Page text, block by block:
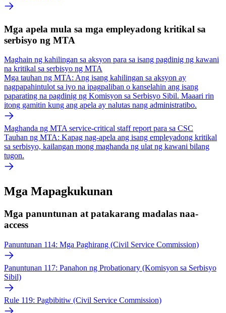
Mga apela mula sa mga empleyadong kritikal sa
serbisyo ng MTA
Maghain ng kahilingan sa aksyon para sa isang pagdinig ng kawani
na kritikal sa serbisyo ng MTA
Mga tauhan ng MTA: Ang isang kahilingan sa aksyon ay
nagpapahintulot sa iyo na ipagpaliban o kanselahin ang isang
paparating na pagdinig ng Komisyon sa Serbisyo Sibil. Maaari rin
itong gamitin kung ang apela ay nalutas nang administratibo.
Maghanda ng MTA service-critical staff report para sa CSC
Tauhan ng MTA: Kapag nag-apela ang isang empleyadong kritikal
sa serbisyo, kailangan mong maghanda ng ulat ng kawani bilang
tugon.
Mga Mapagkukunan
Mga panuntunan at patakarang madalas naa-
access
Panuntunan 114: Mga Paghirang (Civil Service Commission)
Panuntunan 117: Panahon ng Probationary (Komisyon sa Serbisyo
Sibil)
Rule 119: Pagbibitiw (Civil Service Commission)